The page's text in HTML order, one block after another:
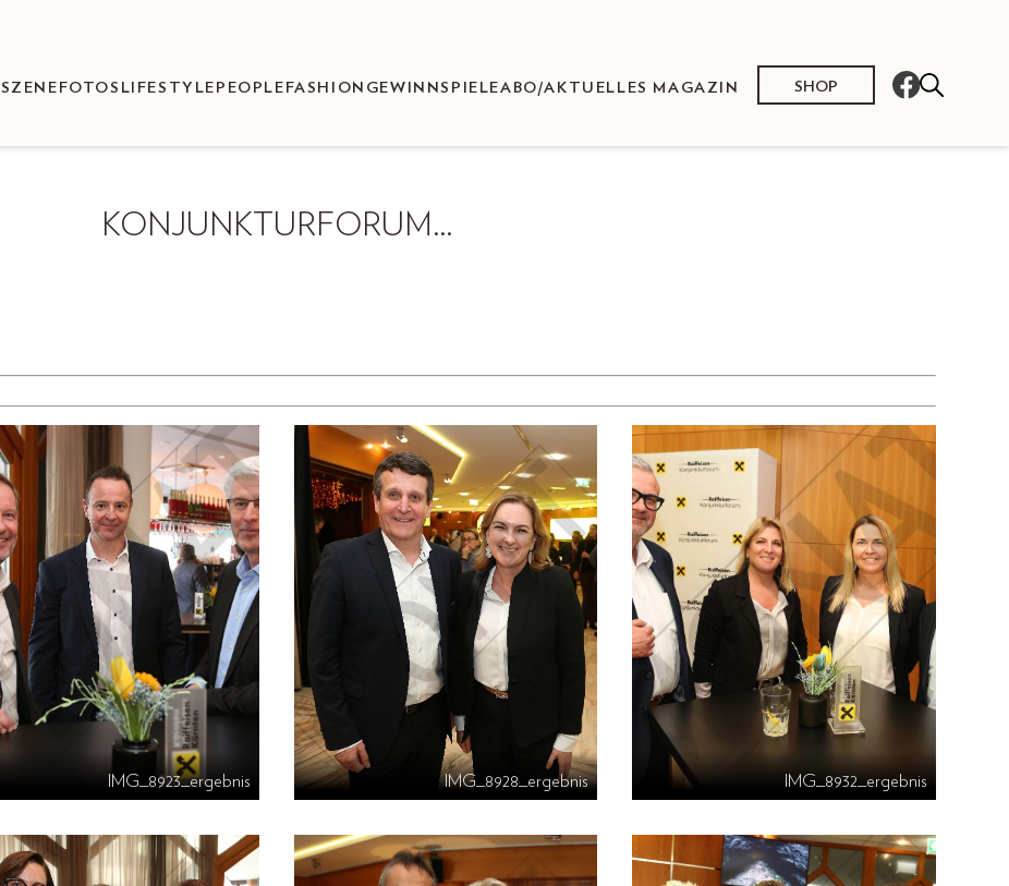
SZENEFOTOS LIFESTYLE PEOPLE FASHION GEWINNSPIELEABO/AKTUELLES MAGAZIN SHOP
KONJUNKTURFORUM…
IMG_8923_ergebnis IMG_8928_ergebnis IMG_8932_ergebnis